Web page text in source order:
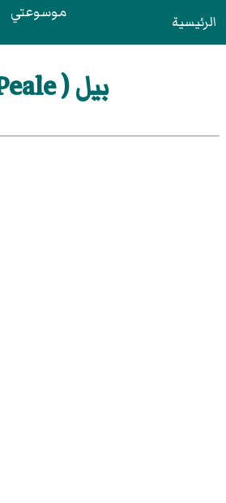
الرئيسية موسوعتي
بيل ( Peale )